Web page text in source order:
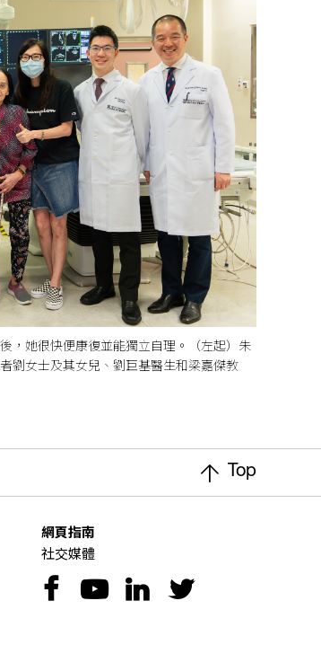
，她很快便康復並能獨立自理。（左起）朱
劉女士及其女兒、劉巨基醫生和梁嘉傑教
Top
網頁指南
社交媒體